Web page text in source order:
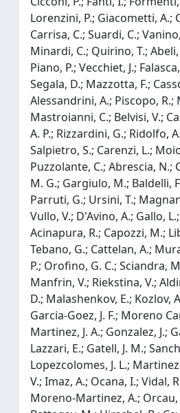
Lorenzini, P.; Giacometti, A.;
Carrisa, C.; Suardi, C.;
Minardi, C.; Quirino, T.; Abeli,
Piano, P.; Vecchiet, J.;
Segala, D.; Mazzotta, F.;
Alessandrini, A.; Piscopo, R.;
Mastroianni, C.; Belvisi, V.;
A. P.; Rizzardini, G.; Ridolfo,
Salpietro, S.; Carenzi, L.;
Puzzolante, C.; Abrescia, N.;
M. G.; Gargiulo, M.; Baldelli,
Parruti, G.; Ursini, T.;
Vullo, V.; D'Avino, A.; Gallo,
Acinapura, R.; Capozzi, M.;
Tebano, G.; Cattelan, A.;
P.; Orofino, G. C.; Sciandra,
Manfrin, V.; Riekstina, V.;
D.; Malashenkov, E.; Kozlov,
Garcia-Goez, J. F.; Moreno
Martinez, J. A.; Gonzalez, J.;
Lazzari, E.; Gatell, J. M.;
Lopezcolomes, J. L.;
V.; Imaz, A.; Ocana, I.; Vidal,
Moreno-Martinez, A.; Orcau,